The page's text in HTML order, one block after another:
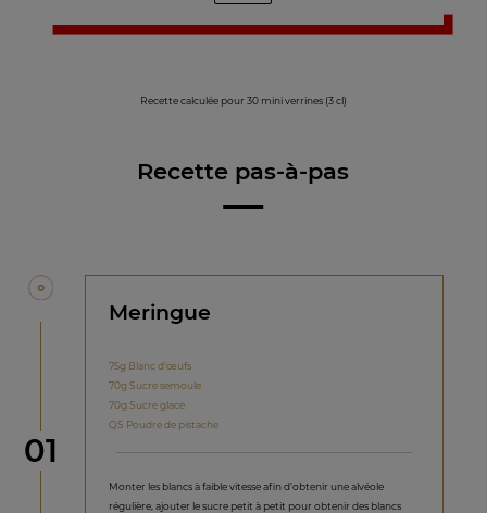
Recette calculée pour 30 mini verrines (3 cl)
Recette pas-à-pas
étape
01
Meringue
75g Blanc d’œufs
70g Sucre semoule
70g Sucre glace
QS Poudre de pistache
Monter les blancs à faible vitesse afin d’obtenir une alvéole
régulière, ajouter le sucre petit à petit pour obtenir des blancs